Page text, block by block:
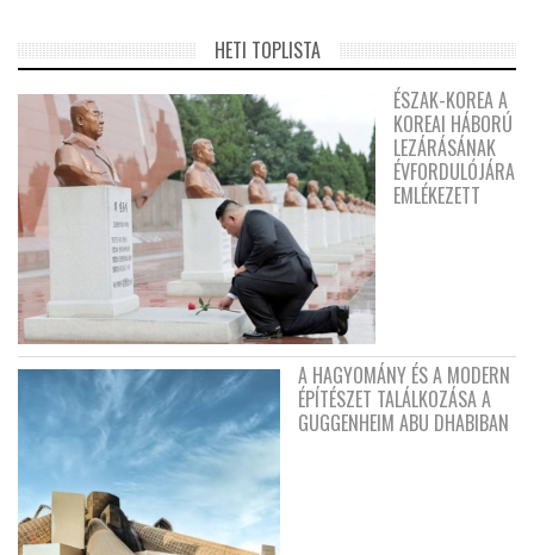
HETI TOPLISTA
ÉSZAK-KOREA A
KOREAI HÁBORÚ
LEZÁRÁSÁNAK
ÉVFORDULÓJÁRA
EMLÉKEZETT
A HAGYOMÁNY ÉS A MODERN
ÉPÍTÉSZET TALÁLKOZÁSA A
GUGGENHEIM ABU DHABIBAN